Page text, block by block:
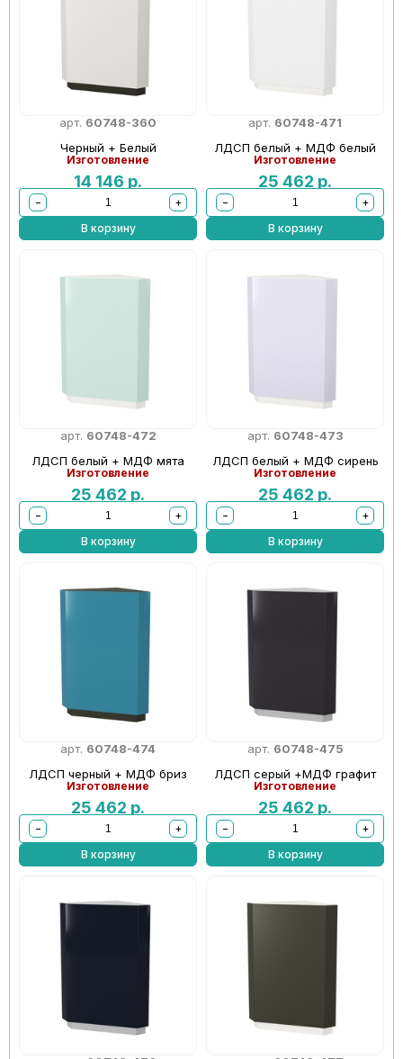
арт. 60748-360
Черный + Белый
Изготовление
14 146 р.
−
+
В корзину
арт. 60748-471
ЛДСП белый + МДФ белый
Изготовление
25 462 р.
−
+
В корзину
арт. 60748-472
ЛДСП белый + МДФ мята
Изготовление
25 462 р.
−
+
В корзину
арт. 60748-473
ЛДСП белый + МДФ сирень
Изготовление
25 462 р.
−
+
В корзину
арт. 60748-474
ЛДСП черный + МДФ бриз
Изготовление
25 462 р.
−
+
В корзину
арт. 60748-475
ЛДСП серый +МДФ графит
Изготовление
25 462 р.
−
+
В корзину